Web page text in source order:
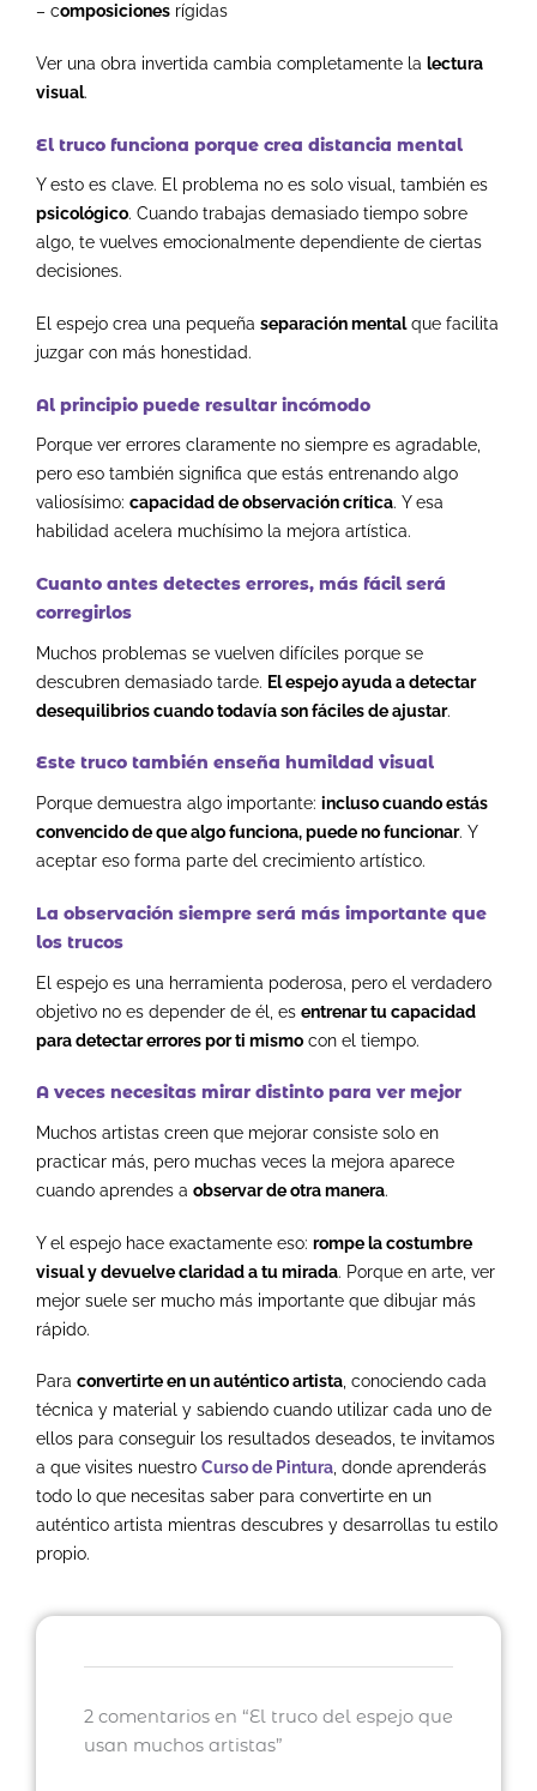
– composiciones rígidas
Ver una obra invertida cambia completamente la lectura
visual.
El truco funciona porque crea distancia mental
Y esto es clave. El problema no es solo visual, también es
psicológico. Cuando trabajas demasiado tiempo sobre
algo, te vuelves emocionalmente dependiente de ciertas
decisiones.
El espejo crea una pequeña separación mentalque facilita
juzgar con más honestidad.
Al principio puede resultar incómodo
Porque ver errores claramente no siempre es agradable,
pero eso también significa que estás entrenando algo
valiosísimo: capacidad de observación crítica. Y esa
habilidad acelera muchísimo la mejora artística.
Cuanto antes detectes errores, más fácil será
corregirlos
Muchos problemas se vuelven difíciles porque se
descubren demasiado tarde. El espejo ayuda a detectar
desequilibrios cuando todavía son fáciles de ajustar.
Este truco también enseña humildad visual
Porque demuestra algo importante: incluso cuando estás
convencido de que algo funciona, puede no funcionar. Y
aceptar eso forma parte del crecimiento artístico.
La observación siempre será más importante que
los trucos
El espejo es una herramienta poderosa, pero el verdadero
objetivo no es depender de él, es entrenar tu capacidad
para detectar errores por ti mismo con el tiempo.
A veces necesitas mirar distinto para ver mejor
Muchos artistas creen que mejorar consiste solo en
practicar más, pero muchas veces la mejora aparece
cuando aprendes a observar de otra manera.
Y el espejo hace exactamente eso: rompe la costumbre
visual y devuelve claridad a tu mirada. Porque en arte, ver
mejor suele ser mucho más importante que dibujar más
rápido.
Para convertirte en un auténtico artista , conociendo cada
técnica y material y sabiendo cuando utilizar cada uno de
ellos para conseguir los resultados deseados, te invitamos
a que visites nuestro Curso de Pintura , donde aprenderás
todo lo que necesitas saber para convertirte en un
auténtico artista mientras descubres y desarrollas tu estilo
propio.
2 comentarios en “El truco del espejo que
usan muchos artistas”